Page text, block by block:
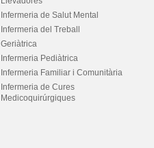
Infermeria de Salut Mental
Infermeria del Treball
Geriàtrica
Infermeria Pediàtrica
Infermeria Familiar i Comunitària
Infermeria de Cures
Medicoquirúrgiques